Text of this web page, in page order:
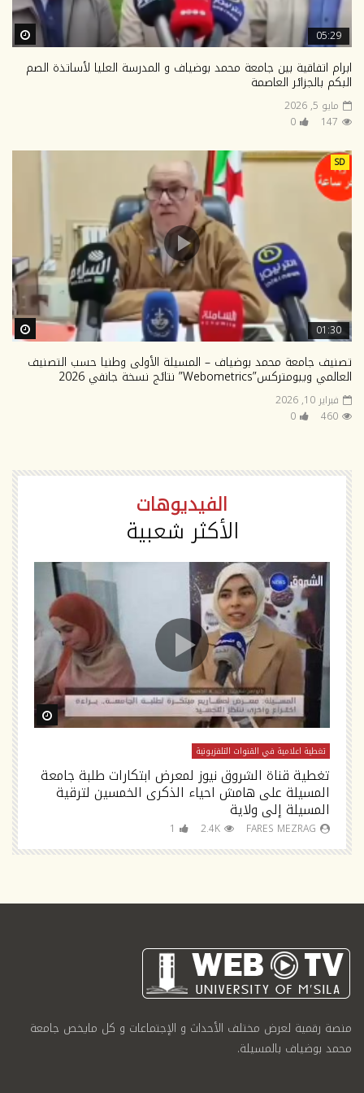
05:29
ابرام اتفاقية بين جامعة محمد بوضياف و المدرسة العليا لأساتذة الصم
البكم بالجزائر العاصمة
مايو 5, 2026
147
0
SD
01:30
تصنيف جامعة محمد بوضياف – المسيلة الأولى وطنيا حسب التصنيف
العالمي ويبومتركس”Webometrics” نتائج نسخة جانفي 2026
فبراير 10, 2026
460
0
الفيديوهات
الأكثر شعبية
Later
تغطية اعلامية في القنوات التلفزيونية
تغطية قناة الشروق نيوز لمعرض ابتكارات طلبة جامعة
المسيلة على هامش احياء الذكرى الخمسين لترقية
المسيلة إلى ولاية
FARES MEZRAG
2.4K
1
Watch Later
منصة رقمية لعرض مختلف الأحداث و الإجتماعات و كل مايخص جامعة
محمد بوضياف بالمسيلة.